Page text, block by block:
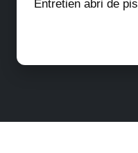
Entretien abri de